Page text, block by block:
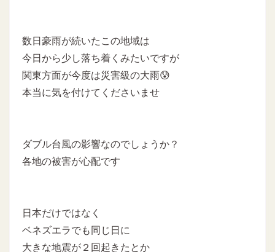
数日豪雨が続いたこの地域は
今日から少し落ち着くみたいですが
関東方面が今度は災害級の大雨😰
本当に気を付けてくださいませ
ダブル台風の影響なのでしょうか？
各地の被害が心配です
日本だけではなく
ベネズエラでも同じ日に
大きな地震が２回起きたとか